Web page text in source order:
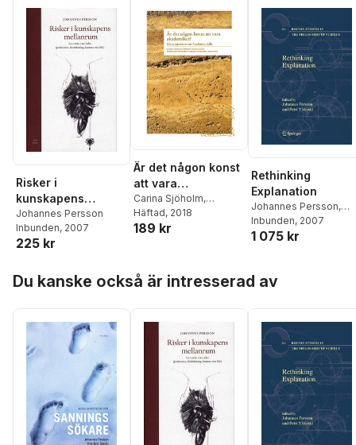
Risker i
kunskapens
mellanrum : en
studie i tre delar
(positioner,
kartans vita fält)
Johannes Persson
Inbunden, 2007
225 kr
Är det någon konst
att vara
akademiker?
Carina Sjöholm,
Magnus Jernek
Schoug,
Anna Meeuwisse,Anna
Mattson
Häftad, 2018
189 kr
Rethinking
Explanation
Johannes Persson,
Petri Ylikoski
Inbunden, 2007
1 075 kr
Du kanske också är intresserad av